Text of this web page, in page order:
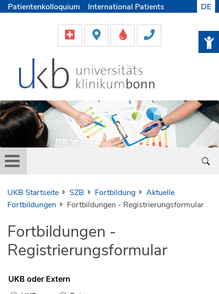
Patientenkolloquium
International Patients
Helfen & Spenden
Medien
DE
UKB Startseite SZB Fortbildung
Aktuelle
Fortbildungen
Fortbildungen - Registrierungsformular
Fortbildungen -
Registrierungsformular